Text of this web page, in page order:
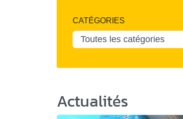
CATÉGORIES
Actualités